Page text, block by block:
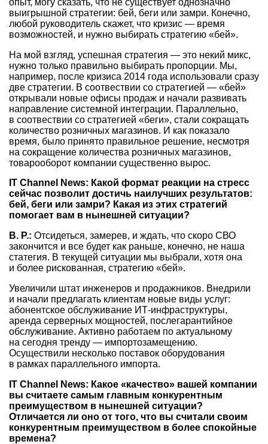
выигрышной стратегии: бей, беги или замри. Конечно,
любой руководитель скажет, что кризис — время
возможностей, и нужно выбирать стратегию «бей».
На мой взгляд, успешная стратегия — это некий микс,
нужно только правильно выбирать пропорции. Мы,
например, после кризиса 2014 года использовали сразу
две стратегии. В соотвествии со стратегией — «бей»
открывали новые офисы продаж и начали развивать
направление системной интеграции. Параллельно,
в соотвествии со стратегией «беги», стали сокращать
количество розничных магазинов. И как показало
время, было принято правильное решение, несмотря
на сокращение количества розничных магазинов,
товарооборот компании существенно вырос.
IT Channel News: Какой формат реакции на стресс
сейчас позволит достичь наилучших результатов:
бей, беги или замри? Какая из этих стратегий
помогает вам в нынешней ситуации?
В. Р.: Отсидеться, замерев, и ждать, что скоро СВО
закончится и все будет как раньше, конечно, не наша
статегия. В текущей ситуации мы выбрали, хотя она
и более рискованная, стратегию «бей».
Увеличили штат инженеров и продажников. Внедрили
и начали предлагать клиентам новые виды услуг:
абонентское обслуживание ИТ-инфраструктуры,
аренда серверных мощностей, послегарантийное
обслуживание. Активно работаем по актуальному
на сегодня тренду — импортозамещению.
Осуществили несколько поставок оборудования
в рамках параллельного импорта.
IT Channel News: Какое «качество» вашей компании
вы считаете самым главным конкурентным
преимуществом в нынешней ситуации?
Отличается ли оно от того, что вы считали своим
конкурентным преимуществом в более спокойные
времена?